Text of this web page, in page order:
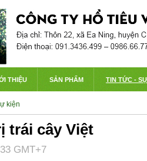
THIỆU SẢN PHẨM TIN TỨC -
kiện
trái cây Việt
GMT+7